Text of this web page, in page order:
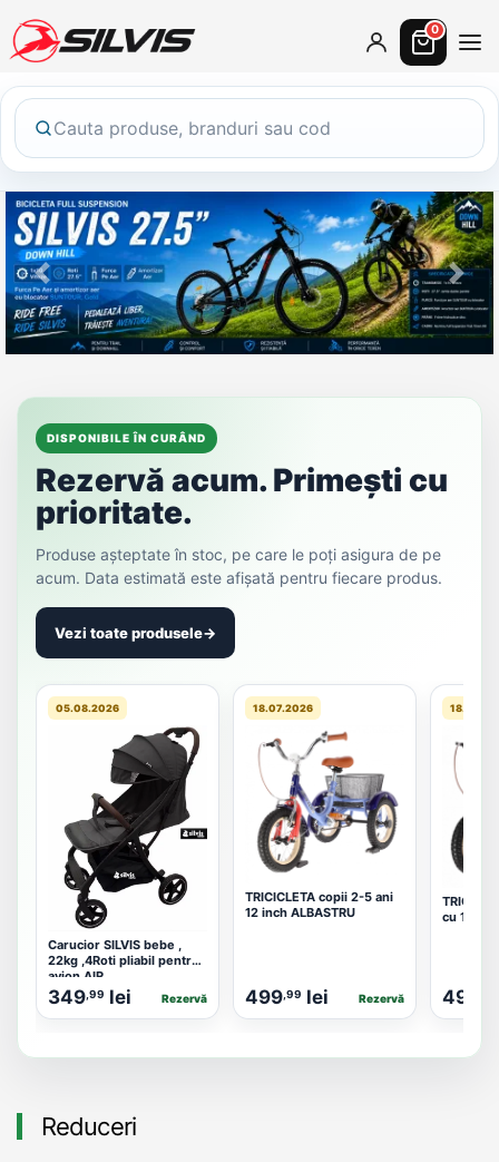
0
Previous Next
DISPONIBILE ÎN CURÂND
Rezervă acum. Primești cu
prioritate.
Produse așteptate în stoc, pe care le poți asigura de pe
acum. Data estimată este afișată pentru fiecare produs.
Vezi toate produsele→
05.08.2026
Carucior SILVIS bebe ,
22kg ,4Roti pliabil pentru
avion AIR
349 ,99 lei Rezervă
18.07.2026
TRICICLETA copii 2-5 ani
12 inch ALBASTRU
499 ,99 lei Rezervă
cu 12
499
Reduceri